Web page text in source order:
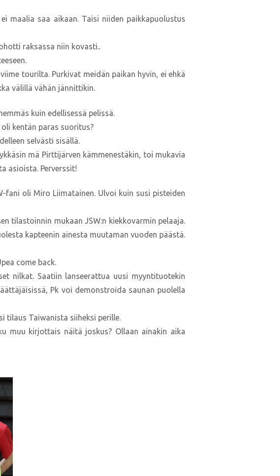
maalia saa aikaan. Taisi niiden paikkapuolustus
raksassa niin kovasti..
tourilta. Purkivat meidän paikan hyvin, ei ehkä
välillä vähän jännittikin.
kuin edellisessä pelissä.
kentän paras suoritus?
selvästi sisällä.
mä Pirttijärven kämmenestäkin, toi mukavia
asioista. Perverssit!
oli Miro Liimatainen. Ulvoi kuin susi pisteiden
tilastoinnin mukaan JSW:n kiekkovarmin pelaaja.
kapteenin ainesta muutaman vuoden päästä.
come back.
nilkat. Saatiin lanseerattua uusi myyntituotekin
Pk voi demonstroida saunan puolella
tilaus Taiwanista siiheksi perille.
muu kirjottais näitä joskus? Ollaan ainakin aika